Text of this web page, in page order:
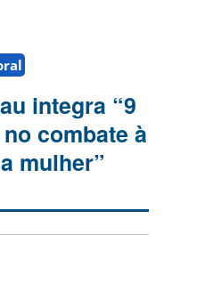
integra “9
combate à
mulher”